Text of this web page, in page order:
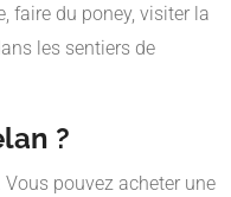
faire du poney, visiter la
les sentiers de
?
pouvez acheter une